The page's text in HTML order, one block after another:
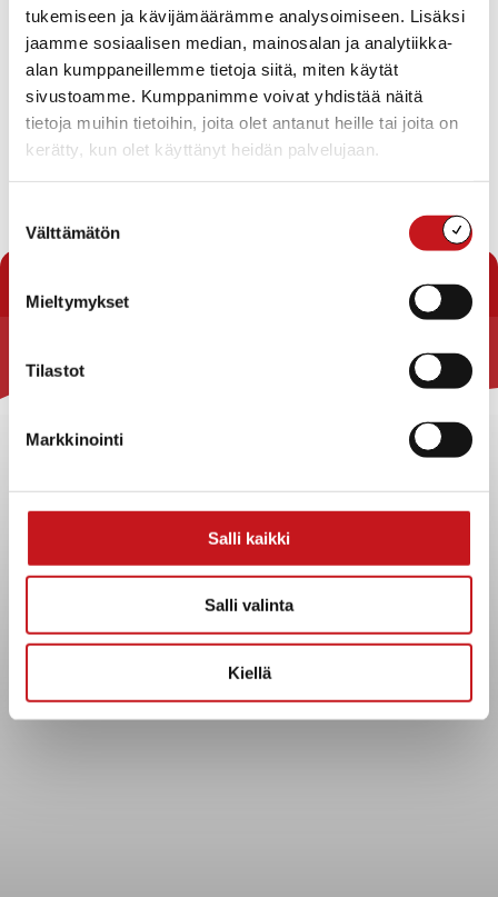
tukemiseen ja kävijämäärämme analysoimiseen. Lisäksi
jaamme sosiaalisen median, mainosalan ja analytiikka-
alan kumppaneillemme tietoja siitä, miten käytät
sivustoamme. Kumppanimme voivat yhdistää näitä
tietoja muihin tietoihin, joita olet antanut heille tai joita on
kerätty, kun olet käyttänyt heidän palvelujaan.
valinta
Välttämätön
Mieltymykset
Tilastot
Markkinointi
Salli kaikki
Salli valinta
Kiellä
Etsi
aja
Näkymät
navigointi
Etsi
ShowLista
Tuleva
Valitse
päivä.
EdellisetTapahtumat Tänään
Seuraavat
Rautalammin kunta
Kuntainfo
Asiakirjajulkisuuskuvaus
Evästeet
Tietosuoja
Tietopyyntö